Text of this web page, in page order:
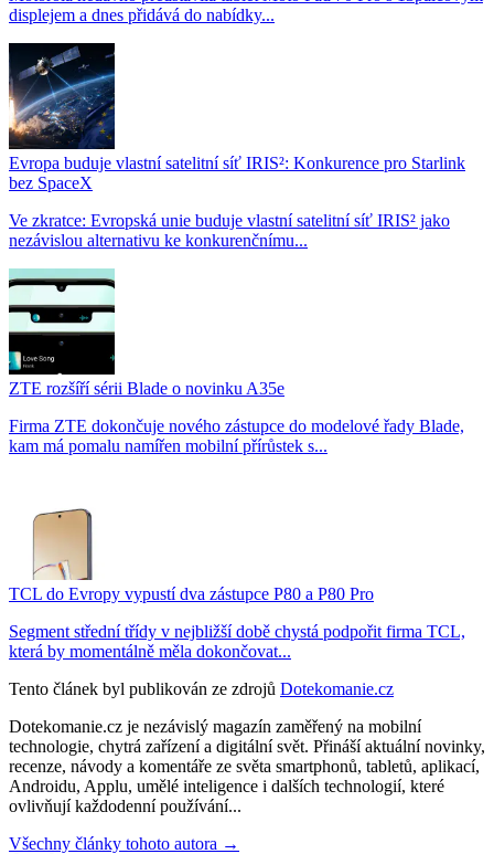
displejem a dnes přidává do nabídky...
Evropa buduje vlastní satelitní síť IRIS²: Konkurence pro Starlink
bez SpaceX
Ve zkratce: Evropská unie buduje vlastní satelitní síť IRIS² jako
nezávislou alternativu ke konkurenčnímu...
ZTE rozšíří sérii Blade o novinku A35e
Firma ZTE dokončuje nového zástupce do modelové řady Blade,
kam má pomalu namířen mobilní přírůstek s...
TCL do Evropy vypustí dva zástupce P80 a P80 Pro
Segment střední třídy v nejbližší době chystá podpořit firma TCL,
která by momentálně měla dokončovat...
Tento článek byl publikován ze zdrojů Dotekomanie.cz
Dotekomanie.cz je nezávislý magazín zaměřený na mobilní
technologie, chytrá zařízení a digitální svět. Přináší aktuální novinky,
recenze, návody a komentáře ze světa smartphonů, tabletů, aplikací,
Androidu, Applu, umělé inteligence i dalších technologií, které
ovlivňují každodenní používání...
Všechny články tohoto autora →